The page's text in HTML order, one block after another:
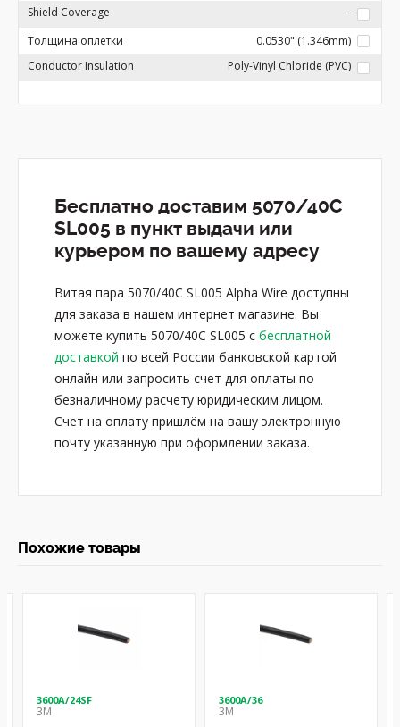
Shield Coverage
-
Толщина оплетки
0.0530" (1.346mm)
Conductor Insulation
Poly-Vinyl Chloride (PVC)
Бесплатно доставим 5070/40C
SL005 в пункт выдачи или
курьером по вашему адресу
Витая пара 5070/40C SL005 Alpha Wire доступны
для заказа в нашем интернет магазине. Вы
можете купить 5070/40C SL005 с бесплатной
доставкой по всей России банковской картой
онлайн или запросить счет для оплаты по
безналичному расчету юридическим лицом.
Счет на оплату пришлём на вашу электронную
почту указанную при оформлении заказа.
Похожие товары
3600A/24SF
3M
3600A/36
3M